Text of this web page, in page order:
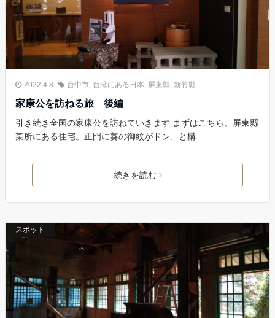
2022.4.8 台中市 台湾にある日本 屏東縣 新竹縣
家康公を訪ねる旅 後編
引き続き全国の家康公を訪ねていきます まずはこちら、屏東縣
某所にある住宅。正門に葵の御紋がドン、と構
続きを読む
スポット